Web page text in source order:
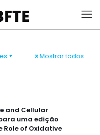
Mostrar todos
and Cellular
uma edição
Role of Oxidative